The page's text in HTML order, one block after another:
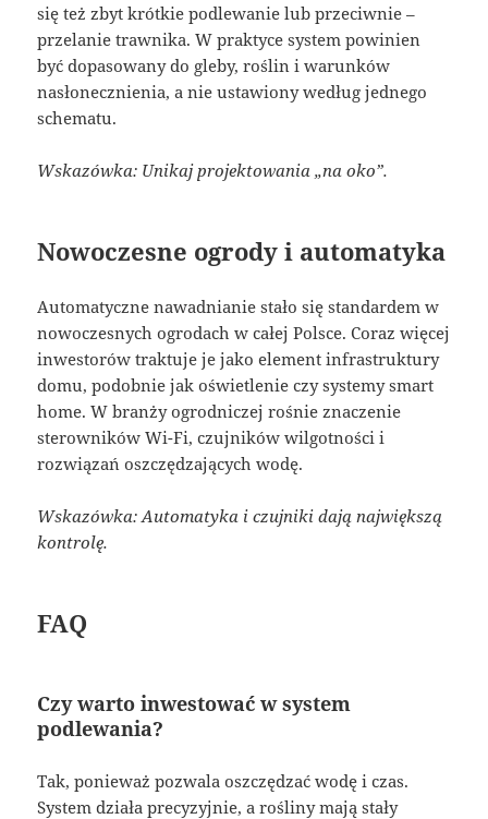
się też zbyt krótkie podlewanie lub przeciwnie –
przelanie trawnika. W praktyce system powinien
być dopasowany do gleby, roślin i warunków
nasłonecznienia, a nie ustawiony według jednego
schematu.
Wskazówka: Unikaj projektowania „na oko”.
Nowoczesne ogrody i automatyka
Automatyczne nawadnianie stało się standardem w
nowoczesnych ogrodach w całej Polsce. Coraz więcej
inwestorów traktuje je jako element infrastruktury
domu, podobnie jak oświetlenie czy systemy smart
home. W branży ogrodniczej rośnie znaczenie
sterowników Wi-Fi, czujników wilgotności i
rozwiązań oszczędzających wodę.
Wskazówka: Automatyka i czujniki dają największą
kontrolę.
FAQ
Czy warto inwestować w system
podlewania?
Tak, ponieważ pozwala oszczędzać wodę i czas.
System działa precyzyjnie, a rośliny mają stały